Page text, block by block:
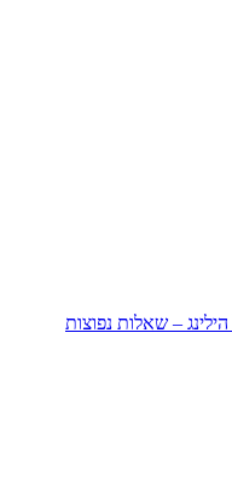
– שאלות נפוצות